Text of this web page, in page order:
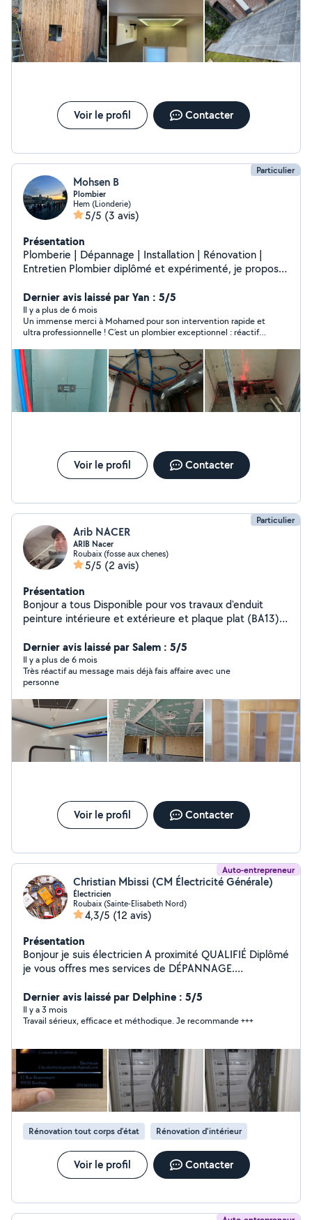
professionnels ou les particuliers. Nous restons
disponible pour vous rencontrer et étudier les
possibilités de partenariat éventuelles entre nos
activités respectives. Nous restons disponible pour vous
rencontrer.
Voir le profil Contacter
Particulier
Mohsen B
Plombier
Hem (Lionderie)
5/5 (3 avis)
Présentation
Plomberie | Dépannage | Installation | Rénovation |
Entretien Plombier diplômé et expérimenté, je propose
Dernier avis laissé par Yan : 5/5
Il y a plus de 6 mois
Un immense merci à Mohamed pour son intervention rapide et
ultra professionnelle ! C’est un plombier exceptionnel : réactif,
parfaitement en un temps record, avec le sourire et une vraie
attention aux détails. C’est rare de tomber sur un artisan aussi
fiable et agréable. Je le recommande à 200 % à toute la
communauté AlloVoisins ! Mohamed mérite largement d’avoir
beaucoup de missions, vous pouvez lui faire entièrement
confiance les yeux fermés !
Voir le profil Contacter
Particulier
Arib NACER
ARIB Nacer
Roubaix (fosse aux chenes)
5/5 (2 avis)
Présentation
Bonjour a tous Disponible pour vos travaux d'enduit
peinture intérieure et extérieure et plaque plat (BA13)
travail , dressing Bricolage jardinage et petit travaux
d'entretien de votre maison , accroche tableau , tvs,
tringles à rideaux Déboucher siphon, remplacer joints,
ajouter des prises électriques ........ Travail soigné ,
professionnel , résultat impeccable NB: motivée,
sérieux, serviable, disponible a tout moment merci
Dernier avis laissé par Salem : 5/5
Il y a plus de 6 mois
Très réactif au message mais déjà fais affaire avec une
personne
Voir le profil Contacter
Auto-entrepreneur
Christian Mbissi (CM Électricité Générale)
Électricien
Roubaix (Sainte-Elisabeth Nord)
4,3/5 (12 avis)
Présentation
Bonjour je suis électricien A proximité QUALIFIÉ Diplômé
je vous offres mes services de DÉPANNAGE.
RECHARGE PANNE ÉLECTRIQUE ect.. plus d'info
O783818311
Dernier avis laissé par Delphine : 5/5
Il y a 3 mois
Travail sérieux, efficace et méthodique. Je recommande +++
Rénovation tout corps d’état Rénovation d'intérieur
Voir le profil Contacter